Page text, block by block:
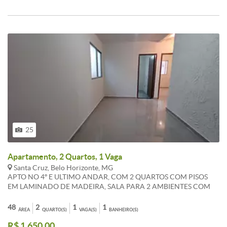
EMAIL - [E-MAIL REMOVIDO]
25
Apartamento, 2 Quartos, 1 Vaga
Santa Cruz, Belo Horizonte, MG
APTO NO 4º E ULTIMO ANDAR, COM 2 QUARTOS COM PISOS
EM LAMINADO DE MADEIRA, SALA PARA 2 AMBIENTES COM
SOCIAL REVESTIDO, COM BOX ACRÍLICO, ESPELHO, COZINHA
REVESTIDA, COM FECHAMENTO SOB BANCADA EM GRANITO,
ÁREA DE SERVIÇO SEPARADA. PRÉDIO REVESTIDO EM
ÁREA
48 QUARTO(S)
2 VAGA(S)
1 BANHEIRO(S)
1